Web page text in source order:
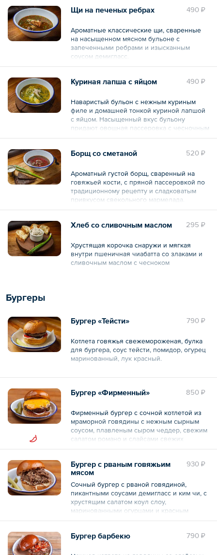
свежий), соль, специя перец черный
Общий вес – 240 г
490 ₽
Щи на печеных ребрах
Ароматные классические щи, сваренные
на насыщенном мясном бульоне с
запеченными ребрами и изысканным
соусом демигласс.
белокочанная, пассеровка (морковь, лук
подсолнечное), соус ким чи, масло
подсолнечное, соус демигласс сухой, соль,
сахар, специя перец черный горошек,
лавровый лист), петрушка свежая.
490 ₽
Куриная лапша с яйцом
Наваристый бульон с нежным куриным
филе и домашней тонкой куриной лапшой
с яйцом. Насыщенный вкус бульону
придают овощная пассеровка с чесночным
маслом и пряная специя аджиномото.
Состав: бульон куриный (вода питьевая,
курица отварная, пассеровка (морковь, лук
репчатый, масло чесночное (масло
подсолнечное, чеснок свежий), специя
аджиномото, сахар, специя куркума), яйцо
горошек.
520 ₽
Борщ со сметаной
Ароматный густой борщ, сваренный на
говяжьей кости, с пряной пассеровкой по
традиционному рецепту и сладковатым
привкусом свекольного мармелада.
Нежная говядина придает супу особенный
питьевая, говядина кости, говядина,
морковь, лук репчатый), свекольный
мармелад (свекла, морковь, лук репчатый,
(вода питьевая, говядина), лук зеленый,
чеснок свежий), зелень укропа, зелень
петрушки, соль).
295 ₽
Хлеб со сливочным маслом
Хрустящая корочка снаружи и мягкая
внутри пшеничная чиабатта со злаками и
сливочным маслом с чесноком
Бургеры
790 ₽
Бургер «Тейсти»
Котлета говяжья свежемороженая, булка
для бургера, соус тейсти, помидор, огурец
маринованный, лук красный.
Общий вес – 360 г
850 ₽
Бургер «Фирменный»
Фирменный бургер с сочной котлетой из
мраморной говядины с нежным сырным
соусом, плавленым сыром чеддер, свежим
салатом романо и слайсами свежих
овощей. Пикантную остроту придают
Общий вес – 299 г
930 ₽
Бургер с рваным говяжьим
мясом
Сочный бургер с рваной говядиной,
пикантными соусами демигласс и ким чи, с
хрустящим салатом коул слоу,
маринованными огурцами и красным
луком.
Общий вес – 280 г 790 ₽
Бургер барбекю